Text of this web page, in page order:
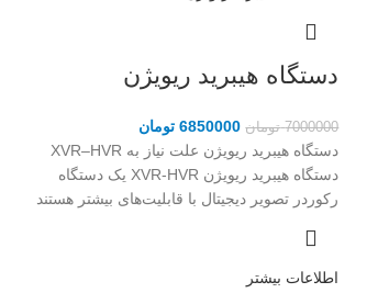
دستگاه هیبرید ریویژن
7000000 تومان 6850000 تومان
دستگاه هیبرید ریویژن علت نیاز به XVR–HVR
دستگاه هیبرید ریویژن XVR-HVR یک دستگاه
رکوردر تصویر دیجیتال با قابلیت‌های بیشتر هستند
اطلاعات بیشتر